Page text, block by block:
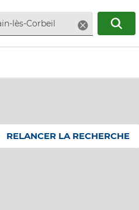
Supprimer
RELANCER LA RECHERCHE